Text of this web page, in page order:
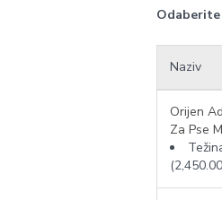
Naziv
Orijen
Za Pse